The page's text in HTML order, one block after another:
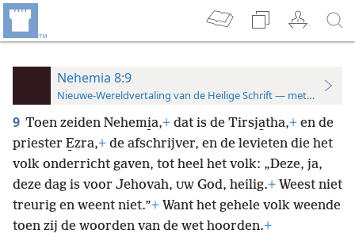
Nehemia 8:9
Nieuwe-Wereldvertaling van de Heilige Schrift — met
9 Toen zeiden Nehemi̱a,+ dat is de Tirsja̱tha,+ en de
priester E̱zra,+ de afschrijver, en de levieten die het
volk onderricht gaven, tot heel het volk: „Deze, ja,
deze dag is voor Jehovah, UW God, heilig.+ Weest niet
treurig en weent niet.”+ Want het gehele volk weende
toen zij de woorden van de wet hoorden.+